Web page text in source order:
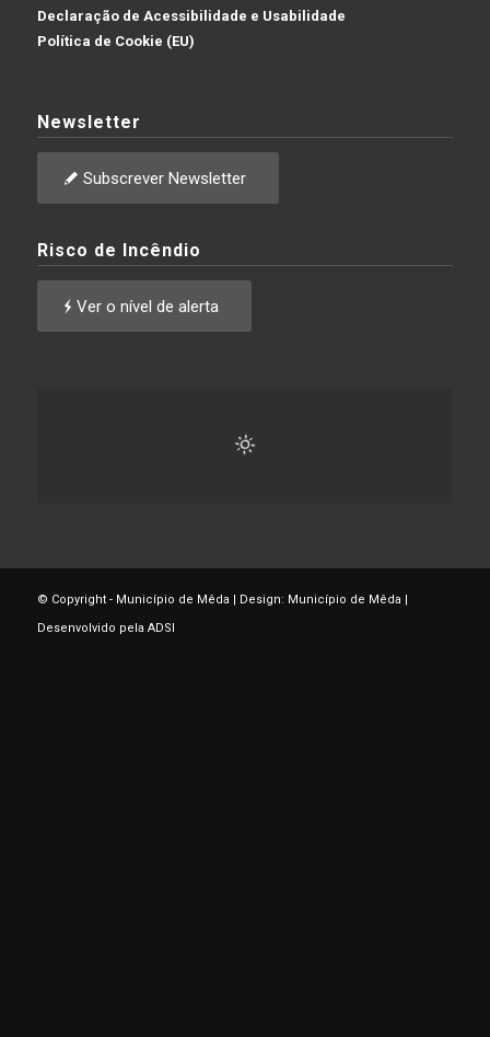
Declaração de Acessibilidade e Usabilidade
Política de Cookie (EU)
Newsletter
Subscrever Newsletter
Risco de Incêndio
Ver o nível de alerta
© Copyright - Município de Mêda | Design: Município de Mêda |
Desenvolvido pela ADSI